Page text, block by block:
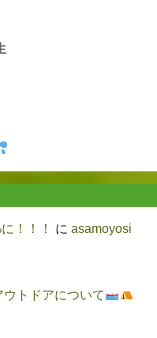
！！！ に asamoyosi
ウトドアについて